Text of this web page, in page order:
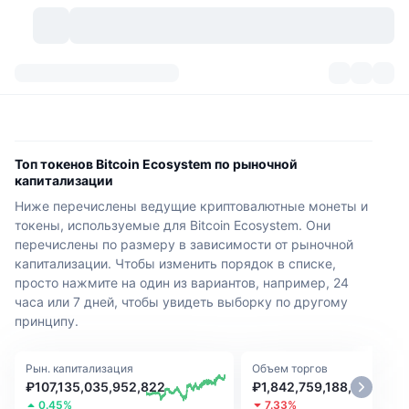
Исторические "снимки"
Разблокировки токенов
Доходность
Физические активы:
Спотовый рынок
Количество криптовалют
Казначейства Bitcoin (Биткоин)
Казначейства BNB
Сигналы
Тренды
Новый
Лидеры роста
Мем-обозреватель
Централизованные биржи
Spot
Деривативы
Децентрализованные биржи
Сообщество
Лента
Темы
Прямые эфиры
API
API
Крипто-API
Продукты
Продукты
Топ токенов Bitcoin Ecosystem по рыночной
капитализации
Ниже перечислены ведущие криптовалютные монеты и
токены, используемые для Bitcoin Ecosystem. Они
перечислены по размеру в зависимости от рыночной
капитализации. Чтобы изменить порядок в списке,
просто нажмите на один из вариантов, например, 24
часа или 7 дней, чтобы увидеть выборку по другому
принципу.
Рын. капитализация
₽107,135,035,952,822
0.45%
Объем торгов
₽1,842,759,188,111
7.33%